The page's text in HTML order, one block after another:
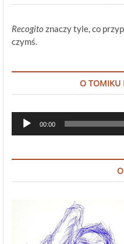
Recogito znaczy tyle, co
czymś.
O TOMIKU
Odtwarzacz
plików
00:00